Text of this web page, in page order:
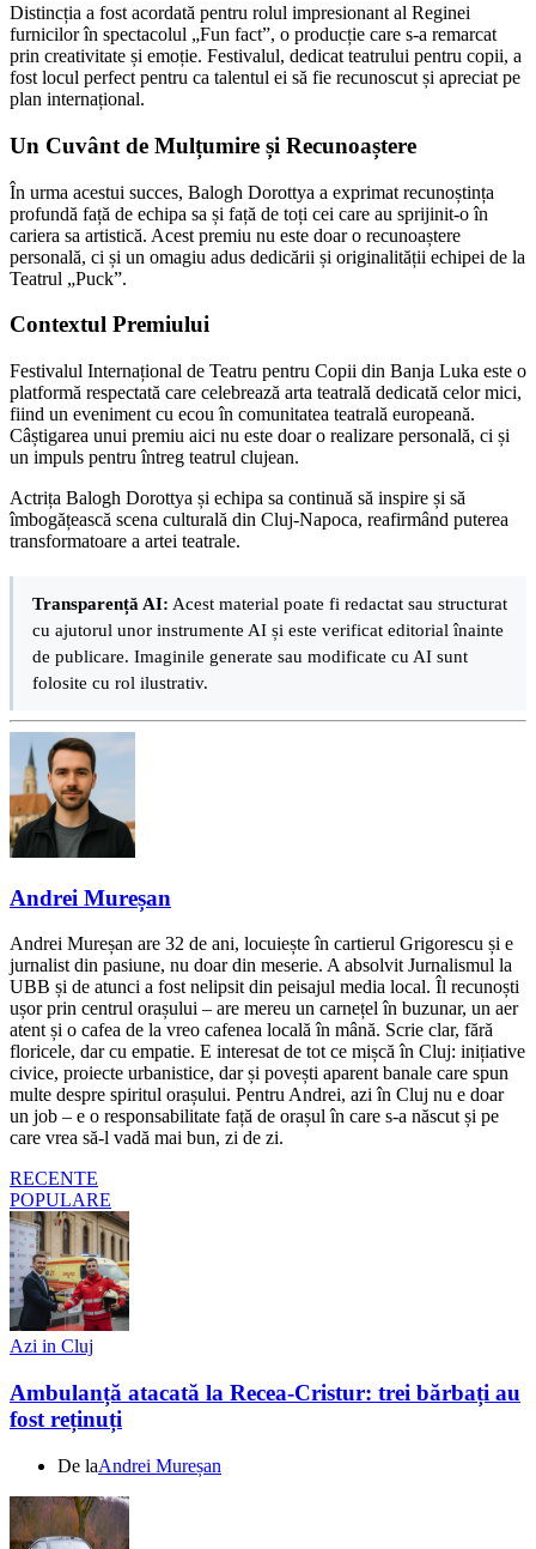
Distincția a fost acordată pentru rolul impresionant al Reginei
furnicilor în spectacolul „Fun fact”, o producție care s-a remarcat
prin creativitate și emoție. Festivalul, dedicat teatrului pentru copii, a
fost locul perfect pentru ca talentul ei să fie recunoscut și apreciat pe
plan internațional.
Un Cuvânt de Mulțumire și Recunoaștere
În urma acestui succes, Balogh Dorottya a exprimat recunoștința
profundă față de echipa sa și față de toți cei care au sprijinit-o în
cariera sa artistică. Acest premiu nu este doar o recunoaștere
personală, ci și un omagiu adus dedicării și originalității echipei de la
Teatrul „Puck”.
Contextul Premiului
Festivalul Internațional de Teatru pentru Copii din Banja Luka este o
platformă respectată care celebrează arta teatrală dedicată celor mici,
fiind un eveniment cu ecou în comunitatea teatrală europeană.
Câștigarea unui premiu aici nu este doar o realizare personală, ci și
un impuls pentru întreg teatrul clujean.
Actrița Balogh Dorottya și echipa sa continuă să inspire și să
îmbogățească scena culturală din Cluj-Napoca, reafirmând puterea
transformatoare a artei teatrale.
Transparență AI: Acest material poate fi redactat sau structurat
cu ajutorul unor instrumente AI și este verificat editorial înainte
de publicare. Imaginile generate sau modificate cu AI sunt
folosite cu rol ilustrativ.
Andrei Mureșan
Andrei Mureșan are 32 de ani, locuiește în cartierul Grigorescu și e
jurnalist din pasiune, nu doar din meserie. A absolvit Jurnalismul la
UBB și de atunci a fost nelipsit din peisajul media local. Îl recunoști
ușor prin centrul orașului – are mereu un carnețel în buzunar, un aer
atent și o cafea de la vreo cafenea locală în mână. Scrie clar, fără
floricele, dar cu empatie. E interesat de tot ce mișcă în Cluj: inițiative
civice, proiecte urbanistice, dar și povești aparent banale care spun
multe despre spiritul orașului. Pentru Andrei, azi în Cluj nu e doar
un job – e o responsabilitate față de orașul în care s-a născut și pe
care vrea să-l vadă mai bun, zi de zi.
RECENTE
POPULARE
Azi in Cluj
Ambulanță atacată la Recea-Cristur: trei bărbați au
fost reținuți
De laAndrei Mureșan